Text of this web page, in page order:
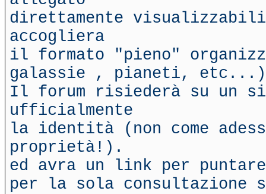
direttamente
accogliera
il formato "pieno"
galassie , pianeti,
Il forum risiederà su un
ufficialmente
la identità (non come
proprietà!).
ed avra un link per
per la sola consultazione